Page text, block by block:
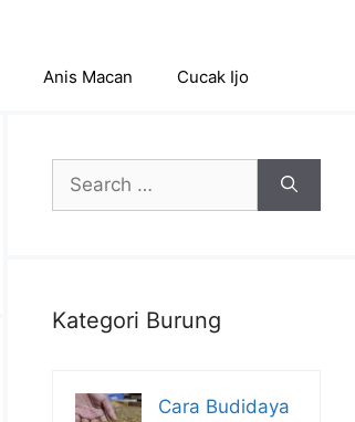
Anis Macan Cucak Ijo
Search
for:
Kategori Burung
Cara Budidaya